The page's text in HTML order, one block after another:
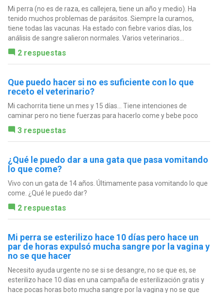
Mi perra (no es de raza, es callejera, tiene un año y medio). Ha
tenido muchos problemas de parásitos. Siempre la curamos,
tiene todas las vacunas. Ha estado con fiebre varios días, los
análisis de sangre salieron normales. Varios veterinarios...
2 respuestas
Que puedo hacer si no es suficiente con lo que
receto el veterinario?
Mi cachorrita tiene un mes y 15 días... Tiene intenciones de
caminar pero no tiene fuerzas para hacerlo come y bebe poco
3 respuestas
¿Qué le puedo dar a una gata que pasa vomitando
lo que come?
Vivo con un gata de 14 años. Últimamente pasa vomitando lo que
come. ¿Qué le puedo dar?
2 respuestas
Mi perra se esterilizo hace 10 días pero hace un
par de horas expulsó mucha sangre por la vagina y
no se que hacer
Necesito ayuda urgente no se si se desangre, no se que es, se
esterilizo hace 10 días en una campaña de esterilización gratis y
hace pocas horas boto mucha sangre por la vagina y no se que